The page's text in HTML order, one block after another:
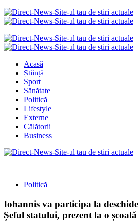
Acasă
Știință
Sport
Sănătate
Politică
Lifestyle
Externe
Călătorii
Business
Politică
Iohannis va participa la
Șeful statului, prezent la o